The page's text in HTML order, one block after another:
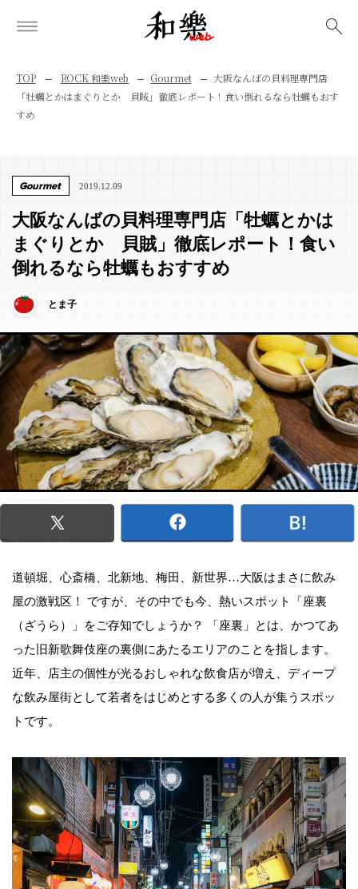
TOP ROCK 和樂web Gourmet
大阪なんばの貝料理専門店
「牡蠣とかはまぐりとか 貝賊」徹底レポート！食い倒れるなら牡蠣もおす
すめ
Gourmet 2019.12.09
大阪なんばの貝料理専門店「牡蠣とかは
まぐりとか 貝賊」徹底レポート！食い
倒れるなら牡蠣もおすすめ
とま子
道頓堀、心斎橋、北新地、梅田、新世界…大阪はまさに飲み
屋の激戦区！ ですが、その中でも今、熱いスポット「座裏
（ざうら）」をご存知でしょうか？ 「座裏」とは、かつてあ
った旧新歌舞伎座の裏側にあたるエリアのことを指します。
近年、店主の個性が光るおしゃれな飲食店が増え、ディープ
な飲み屋街として若者をはじめとする多くの人が集うスポッ
トです。